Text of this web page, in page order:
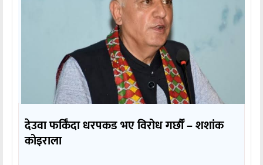
देउवा फर्किँदा धरपकड भए विरोध गर्छौँं – शशांक
कोइराला